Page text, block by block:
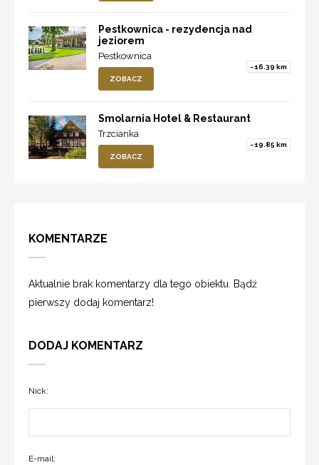
Pestkownica - rezydencja nad
jeziorem
Pestkownica
~16.39 km
ZOBACZ
Smolarnia Hotel & Restaurant
Trzcianka
~19.85 km
ZOBACZ
KOMENTARZE
Aktualnie brak komentarzy dla tego obiektu. Bądź
pierwszy dodaj komentarz!
DODAJ KOMENTARZ
Nick:
E-mail: